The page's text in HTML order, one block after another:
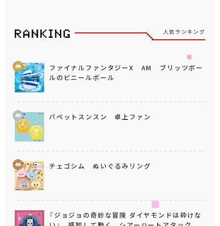
人気ランキング
ファイナルファンタジーX AM ブリッツボー
ルのビニールボール
パペットスンスン 卓上ファン
チェゴシム ぬいぐるみリング
『ジョジョの奇妙な冒険 ダイヤモンドは砕けな